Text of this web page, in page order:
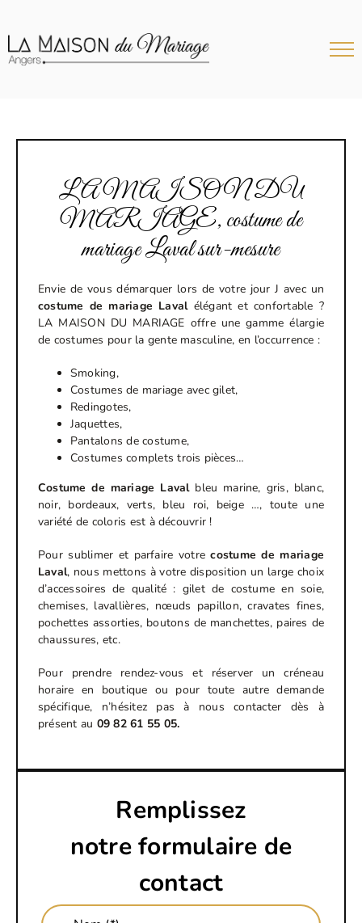
contenu
LA MAISON DU
MARIAGE, costume de
mariage Laval sur-mesure
Envie de vous démarquer lors de votre jour J avec un
costume de mariage Lavalélégant et confortable ?
LA MAISON DU MARIAGE offre une gamme élargie
de costumes pour la gente masculine, en l’occurrence :
Smoking,
Costumes de mariage avec gilet,
Redingotes,
Jaquettes,
Pantalons de costume,
Costumes complets trois pièces…
Costume de mariage Lavalbleu marine, gris, blanc,
noir, bordeaux, verts, bleu roi, beige …, toute une
variété de coloris est à découvrir !
Pour sublimer et parfaire votrecostume de mariage
Laval, nous mettons à votre disposition un large choix
d’accessoires de qualité : gilet de costume en soie,
chemises, lavallières, nœuds papillon, cravates fines,
pochettes assorties, boutons de manchettes, paires de
chaussures, etc.
Pour prendre rendez-vous et réserver un créneau
horaire en boutique ou pour toute autre demande
spécifique, n’hésitez pas à nous contacter dès à
présent au 09 82 61 55 05.
Remplissez
notre formulaire de
contact